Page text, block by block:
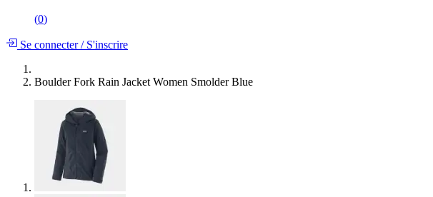
(0)
Se connecter/S'inscrire
Boulder Fork Rain Jacket Women Smolder Blue